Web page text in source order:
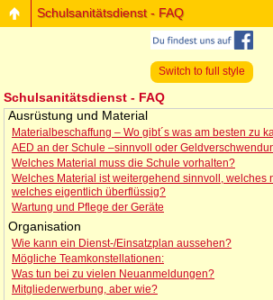
Schulsanitätsdienst - FAQ
Switch to full style
Schulsanitätsdienst - FAQ
Ausrüstung und Material
Materialbeschaffung – Wo gibt´s was am besten zu
AED an der Schule –sinnvoll oder
Welches Material muss die Schule vorhalten?
Welches Material ist weitergehend sinnvoll, welches
welches eigentlich überflüssig?
Wartung und Pflege der Geräte
Organisation
Wie kann ein Dienst-/Einsatzplan aussehen?
Mögliche Teamkonstellationen:
Was tun bei zu vielen Neuanmeldungen?
Mitgliederwerbung, aber wie?